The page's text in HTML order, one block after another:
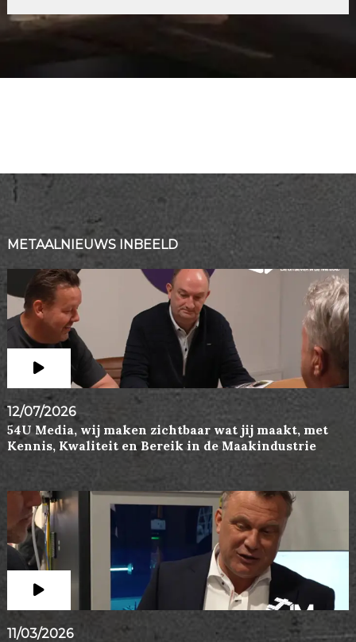
METAALNIEUWS INBEELD
12/07/2026
54U Media, wij maken zichtbaar wat jij maakt, met
Kennis, Kwaliteit en Bereik in de Maakindustrie
11/03/2026